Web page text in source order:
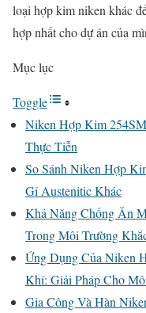
loại hợp kim niken khác
hợp nhất cho dự án của
Mục lục
Toggle
Niken Hợp Kim
Thực Tiễn
So Sánh Niken Hợp
Gỉ Austenitic Khác
Khả Năng Chống Ăn
Trong Môi Trường
Ứng Dụng Của Niken
Khí: Giải Pháp Cho
Gia Công Và Hàn